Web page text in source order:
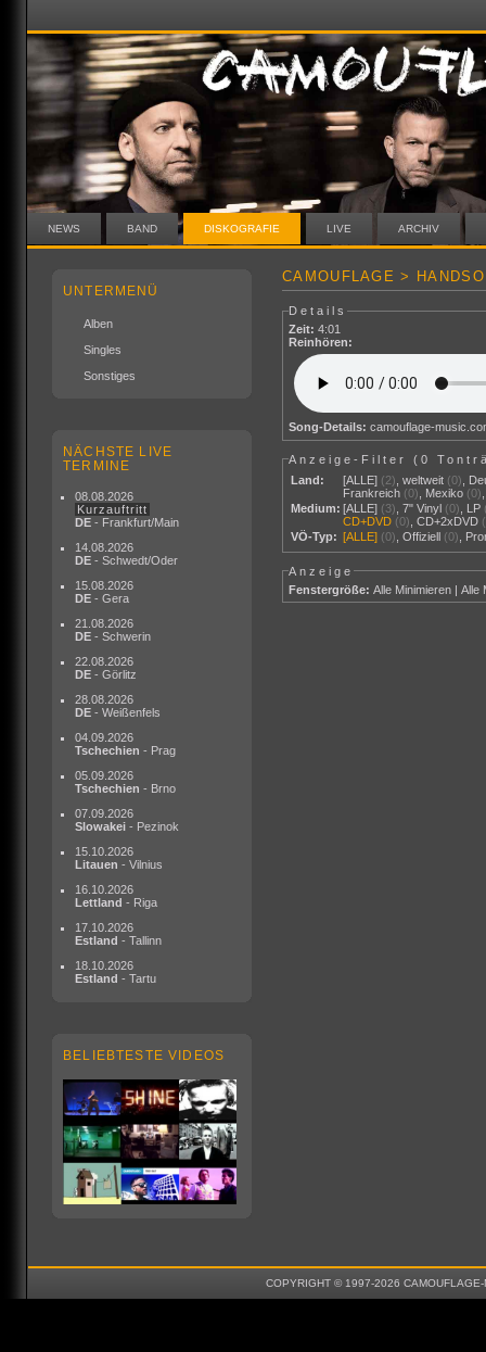
NEWS BAND DISKOGRAFIE LIVE ARCHIV
UNTERMENÜ
Alben
Singles
Sonstiges
NÄCHSTE LIVE
TERMINE
08.08.2026
Kurzauftritt
DE - Frankfurt/Main
14.08.2026
DE - Schwedt/Oder
15.08.2026
DE - Gera
21.08.2026
DE - Schwerin
22.08.2026
DE - Görlitz
28.08.2026
DE - Weißenfels
04.09.2026
Tschechien - Prag
05.09.2026
Tschechien - Brno
07.09.2026
Slowakei - Pezinok
15.10.2026
Litauen - Vilnius
16.10.2026
Lettland - Riga
17.10.2026
Estland - Tallinn
18.10.2026
Estland - Tartu
BELIEBTESTE VIDEOS
CAMOUFLAGE >
Details
Zeit: 4:01
Reinhören:
Song-Details: camouflage-
Anzeige-Filter (0
Land:
[ALLE] (2) ,weltweit (0)
Frankreich (0) Mexiko (0)
Medium: [ALLE] (3) ,7" Vinyl (0) LP
CD+DVD (0) ,CD+2xDVD
VÖ-Typ: [ALLE] (0) ,Offiziell (0)
Anzeige
Fenstergröße: Alle Minimieren |Alle
COPYRIGHT © 1997-2026 CAMOUFLAGE-